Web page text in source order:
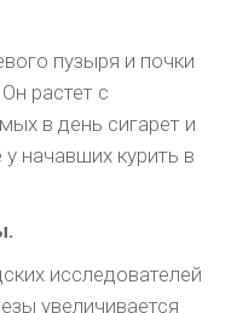
пузыря и поч­ки
растет с
в день сига­рет и
начавших курить в
исследовате­лей
увеличи­вается